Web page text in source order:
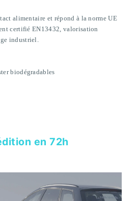
alimentaire et répond à la norme UE
certifié EN13432, valorisation
industriel.
biodégradables
en 72h